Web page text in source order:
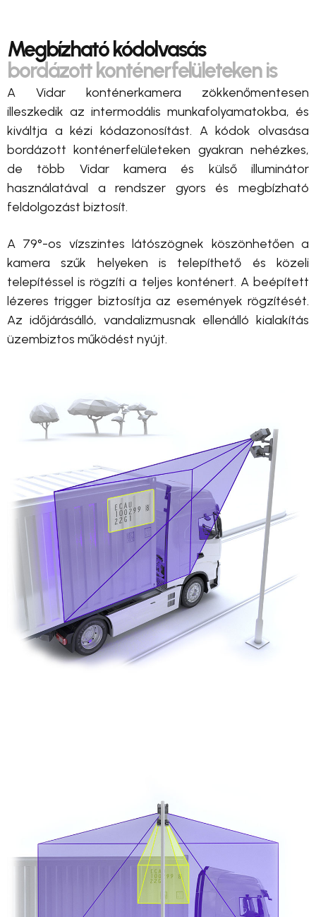
Megbízható kódolvasás
bordázott konténerfelületeken is
A Vidar konténerkamera zökkenőmentesen
illeszkedik az intermodális munkafolyamatokba, és
kiváltja a kézi kódazonosítást. A kódok olvasása
bordázott konténerfelületeken gyakran nehézkes,
de több Vidar kamera és külső illuminátor
használatával a rendszer gyors és megbízható
feldolgozást biztosít.
A 79°-os vízszintes látószögnek köszönhetően a
kamera szűk helyeken is telepíthető és közeli
telepítéssel is rögzíti a teljes konténert. A beépített
lézeres trigger biztosítja az események rögzítését.
Az időjárásálló, vandalizmusnak ellenálló kialakítás
üzembiztos működést nyújt.